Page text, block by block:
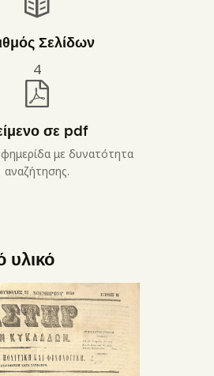
Σελίδων
4
σε pdf
με δυνατότητα
αναζήτησης.
υλικό